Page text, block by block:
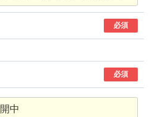
必須
必須